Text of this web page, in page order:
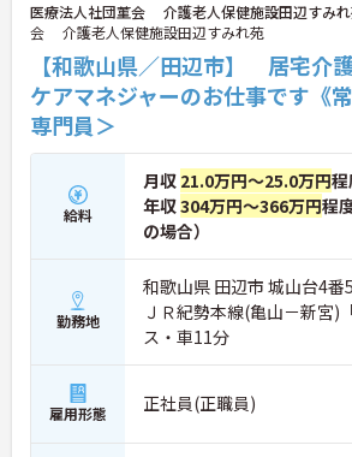
医療法人社団菫会 介護老人保健施設田辺すみ
会 介護老人保健施設田辺すみれ苑
【和歌山県／田辺市】 居宅介
ケアマネジャーのお仕事です《
専門員＞
給料
月収 21.0万円～25.0万円程
年収304万円～366万円程
の場合）
勤務地
和歌山県 田辺市 城山台4番
ＪＲ紀勢本線(亀山－新宮)
ス・車11分
雇用形態 正社員(正職員)